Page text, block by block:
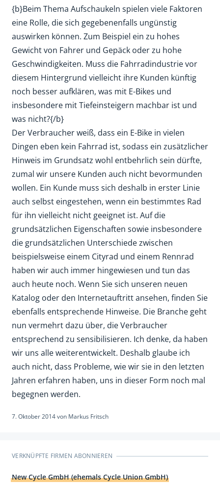
{b}Beim Thema Aufschaukeln spielen viele Faktoren
eine Rolle, die sich gegebenenfalls ungünstig
auswirken können. Zum Beispiel ein zu hohes
Gewicht von Fahrer und Gepäck oder zu hohe
Geschwindigkeiten. Muss die Fahrradindustrie vor
diesem Hintergrund vielleicht ihre Kunden künftig
noch besser aufklären, was mit E-Bikes und
insbesondere mit Tiefeinsteigern machbar ist und
was nicht?{/b}
Der Verbraucher weiß, dass ein E-Bike in vielen
Dingen eben kein Fahrrad ist, sodass ein zusätzlicher
Hinweis im Grundsatz wohl entbehrlich sein dürfte,
zumal wir unsere Kunden auch nicht bevormunden
wollen. Ein Kunde muss sich deshalb in erster Linie
auch selbst eingestehen, wenn ein bestimmtes Rad
für ihn vielleicht nicht geeignet ist. Auf die
grundsätzlichen Eigenschaften sowie insbesondere
die grundsätzlichen Unterschiede zwischen
beispielsweise einem Cityrad und einem Rennrad
haben wir auch immer hingewiesen und tun das
auch heute noch. Wenn Sie sich unseren neuen
Katalog oder den Internetauftritt ansehen, finden Sie
ebenfalls entsprechende Hinweise. Die Branche geht
nun vermehrt dazu über, die Verbraucher
entsprechend zu sensibilisieren. Ich denke, da haben
wir uns alle weiterentwickelt. Deshalb glaube ich
auch nicht, dass Probleme, wie wir sie in den letzten
Jahren erfahren haben, uns in dieser Form noch mal
begegnen werden.
7. Oktober 2014von Markus Fritsch
VERKNÜPFTE FIRMEN ABONNIEREN
New Cycle GmbH (ehemals Cycle Union GmbH)